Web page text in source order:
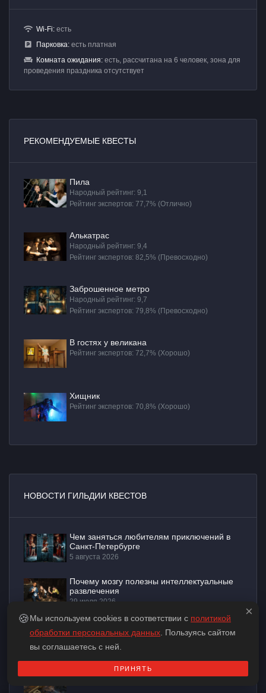
Wi-Fi: есть
Парковка: есть платная
Комната ожидания: есть, рассчитана на 6 человек, зона для
проведения праздника отсутствует
РЕКОМЕНДУЕМЫЕ КВЕСТЫ
Пила
Народный рейтинг: 9,1
Рейтинг экспертов: 77,7% (Отлично)
Алькатрас
Народный рейтинг: 9,4
Рейтинг экспертов: 82,5% (Превосходно)
Заброшенное метро
Народный рейтинг: 9,7
Рейтинг экспертов: 79,8% (Превосходно)
В гостях у великана
Рейтинг экспертов: 72,7% (Хорошо)
Хищник
Рейтинг экспертов: 70,8% (Хорошо)
НОВОСТИ ГИЛЬДИИ КВЕСТОВ
Чем заняться любителям приключений в
Санкт-Петербурге
5 августа 2026
Почему мозгу полезны интеллектуальные
развлечения
29 июля 2026
Развлечения Санкт-Петербурга для тех, кто
любит думать
22 июля 2026
Как научиться быстрее находить решения
×
🍪Мы используем cookies в соответствии с политикой
обработки персональных данных . Пользуясь сайтом
вы соглашаетесь с ней.
ПРИНЯТЬ